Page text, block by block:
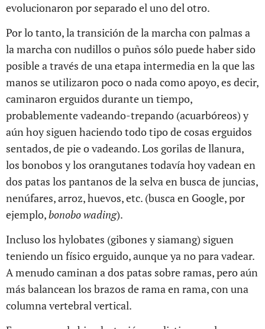
evolucionaron por separado el uno del otro.
Por lo tanto, la transición de la marcha con palmas a
la marcha con nudillos o puños sólo puede haber sido
posible a través de una etapa intermedia en la que las
manos se utilizaron poco o nada como apoyo, es decir,
caminaron erguidos durante un tiempo,
probablemente vadeando-trepando (acuarbóreos) y
aún hoy siguen haciendo todo tipo de cosas erguidos
sentados, de pie o vadeando. Los gorilas de llanura,
los bonobos y los orangutanes todavía hoy vadean en
dos patas los pantanos de la selva en busca de juncias,
nenúfares, arroz, huevos, etc. (busca en Google, por
ejemplo,bonobo wading).
Incluso los hylobates (gibones y siamang) siguen
teniendo un físico erguido, aunque ya no para vadear.
A menudo caminan a dos patas sobre ramas, pero aún
más balancean los brazos de rama en rama, con una
columna vertebral vertical.